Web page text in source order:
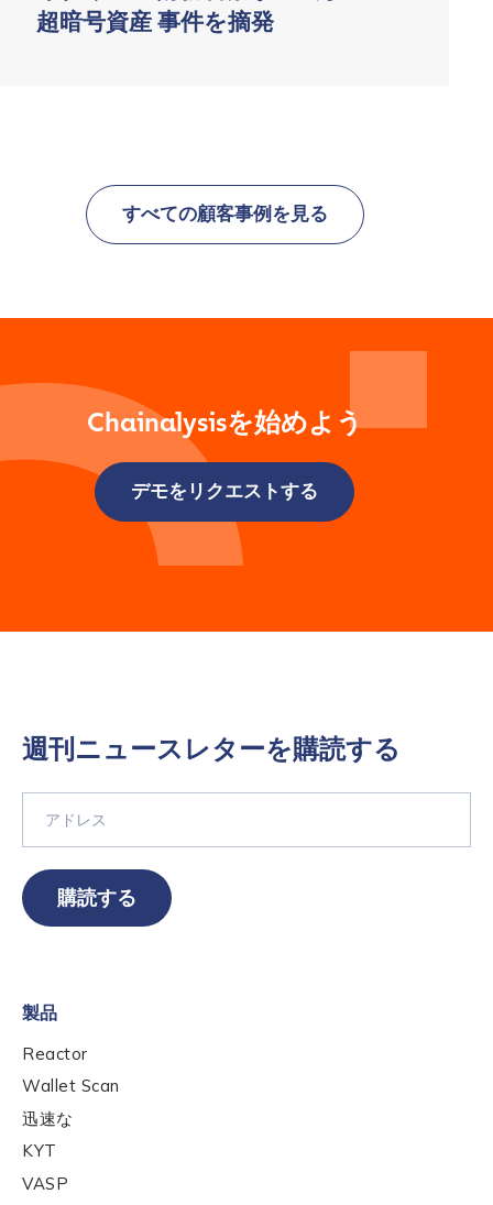
超暗号資産 事件を摘発
すべての顧客事例を見る
Chainalysisを始めよう
デモをリクエストする
週刊ニュースレターを購読する
購読する
製品
Reactor
Wallet Scan
迅速な
KYT
VASP